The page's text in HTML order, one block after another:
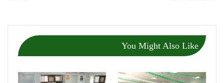
You Might Also Like